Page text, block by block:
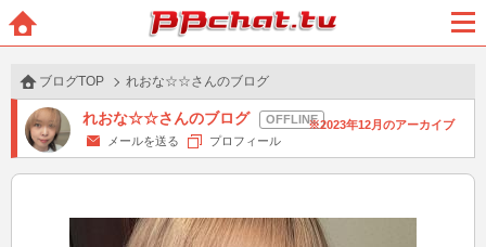
BBchatTV
ブログTOP れおな☆☆さんのブログ
れおな☆☆さんのブログ
2023年12月のアーカイブ
メールを送る
プロフィール